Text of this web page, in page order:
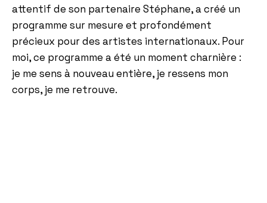
attentif de son partenaire Stéphane, a créé un
programme sur mesure et profondément
précieux pour des artistes internationaux. Pour
moi, ce programme a été un moment charnière :
je me sens à nouveau entière, je ressens mon
corps, je me retrouve.